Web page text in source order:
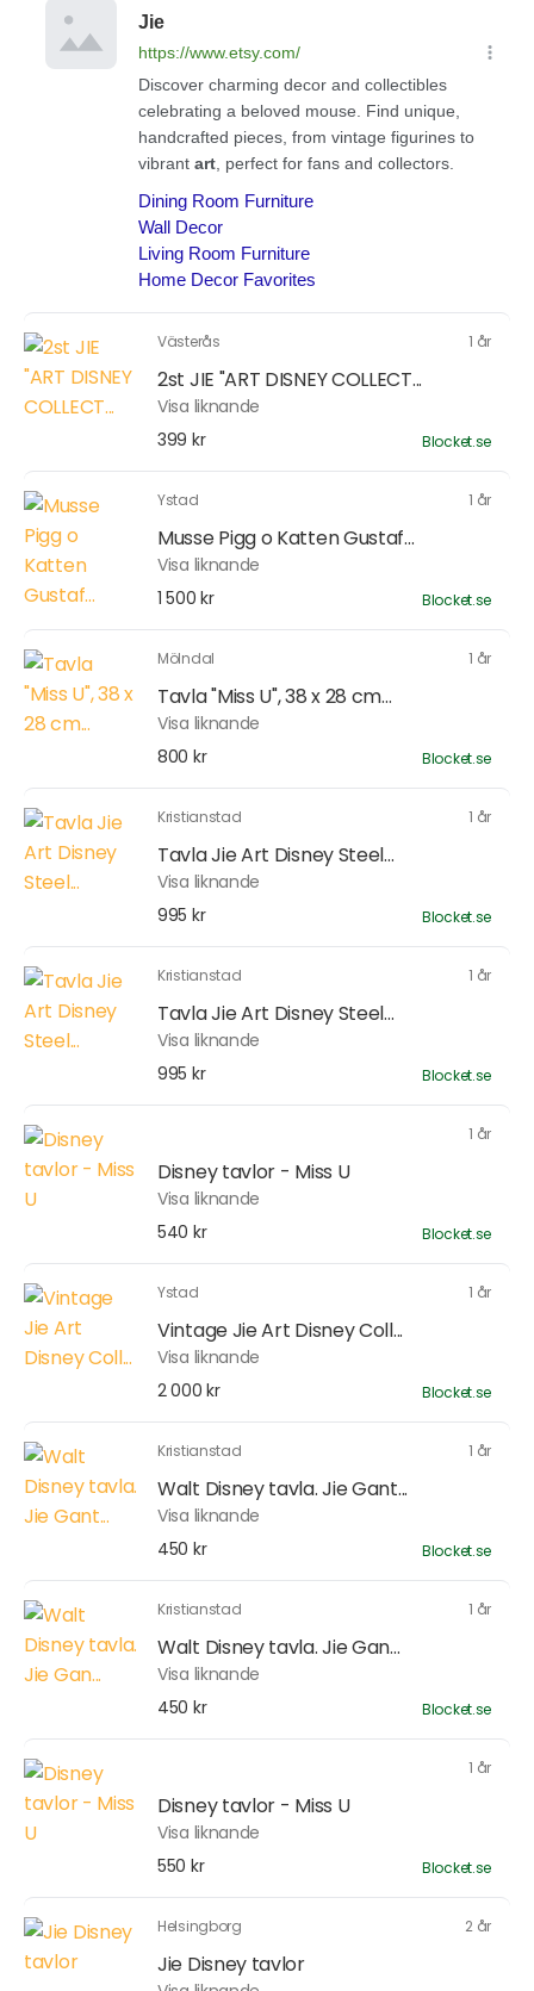
Västerås 1 år
2st JIE "ART DISNEY COLLECT...
Visa liknande
399 kr
Blocket.se
Ystad 1 år
Musse Pigg o Katten Gustaf...
Visa liknande
1 500 kr
Blocket.se
Mölndal 1 år
Tavla "Miss U", 38 x 28 cm...
Visa liknande
800 kr
Blocket.se
Kristianstad 1 år
Tavla Jie Art Disney Steel...
Visa liknande
995 kr
Blocket.se
Kristianstad 1 år
Tavla Jie Art Disney Steel...
Visa liknande
995 kr
Blocket.se
1 år
Disney tavlor - Miss U
Visa liknande
540 kr
Blocket.se
Ystad 1 år
Vintage Jie Art Disney Coll...
Visa liknande
2 000 kr
Blocket.se
Kristianstad 1 år
Walt Disney tavla. Jie Gant...
Visa liknande
450 kr
Blocket.se
Kristianstad 1 år
Walt Disney tavla. Jie Gan...
Visa liknande
450 kr
Blocket.se
1 år
Disney tavlor - Miss U
Visa liknande
550 kr
Blocket.se
Helsingborg 2 år
Jie Disney tavlor